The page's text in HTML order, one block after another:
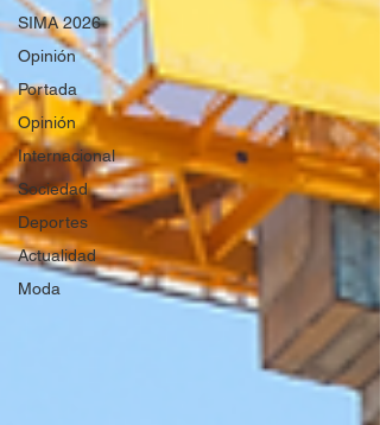
SIMA 2026
Opinión
Portada
Opinión
Internacional
Sociedad
Deportes
Actualidad
Moda